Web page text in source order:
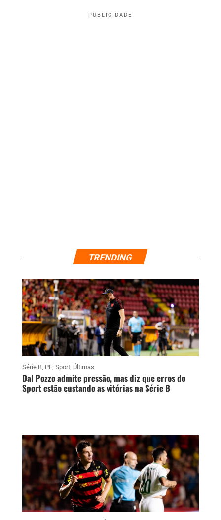
PUBLICIDADE
TRENDING
Série B, PE, Sport, Últimas
Dal Pozzo admite pressão, mas diz que erros do
Sport estão custando as vitórias na Série B